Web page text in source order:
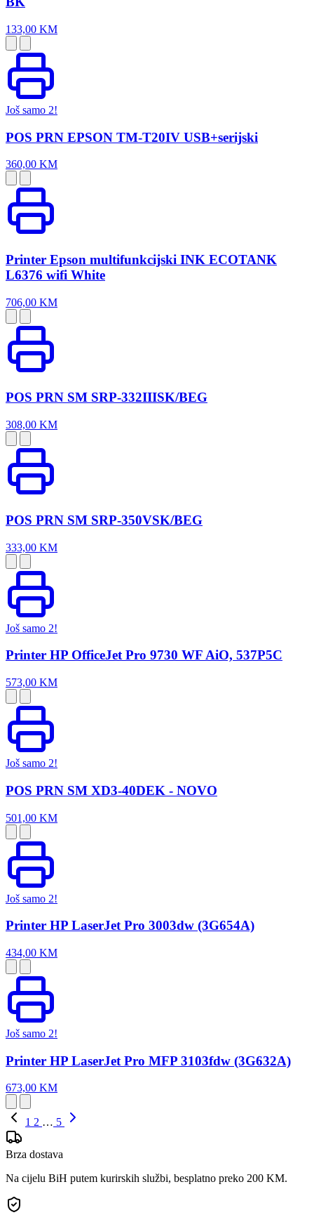
133,00 KM
Još samo 2!
POS PRN EPSON TM-T20IV USB+serijski
360,00 KM
Printer Epson multifunkcijski INK ECOTANK
L6376 wifi White
706,00 KM
POS PRN SM SRP-332IIISK/BEG
308,00 KM
POS PRN SM SRP-350VSK/BEG
333,00 KM
Još samo 2!
Printer HP OfficeJet Pro 9730 WF AiO, 537P5C
573,00 KM
Još samo 2!
POS PRN SM XD3-40DEK - NOVO
501,00 KM
Još samo 2!
Printer HP LaserJet Pro 3003dw (3G654A)
434,00 KM
Još samo 2!
Printer HP LaserJet Pro MFP 3103fdw (3G632A)
673,00 KM
1 2 … 5
Brza dostava
Na cijelu BiH putem kurirskih službi, besplatno preko 200 KM.